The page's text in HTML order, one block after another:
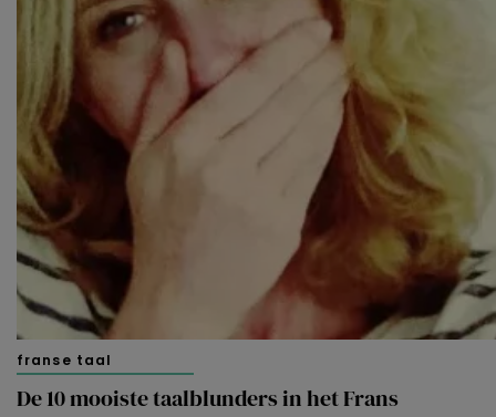
franse taal
De 10 mooiste taalblunders in het Frans